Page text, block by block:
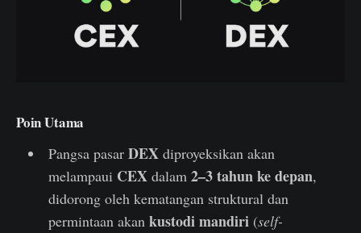
Poin Utama
Pangsa pasar DEXdiproyeksikan akan
melampaui CEXdalam 2–3 tahun ke depan,
didorong oleh kematangan struktural dan
permintaan akan kustodi mandiri(self-